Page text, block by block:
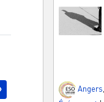
Angers